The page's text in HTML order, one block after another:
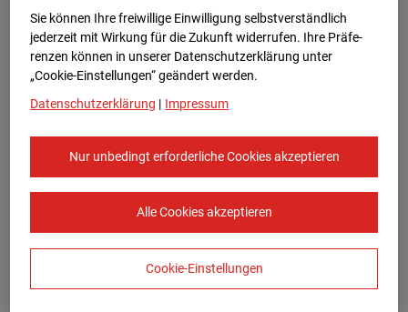
Europe/Berlin
Sie können Ihre freiwillige Einwilligung selbstverständlich
jederzeit mit Wirkung für die Zukunft widerrufen. Ihre Prä­fe­
renzen können in unserer Datenschutzerklärung unter
„Cookie-Einstellungen“ geändert werden.
Datenschutzerklärung | Impressum
Nur unbedingt erforderliche Cookies akzeptieren
Alle Cookies akzeptieren
Cookie-Einstellungen